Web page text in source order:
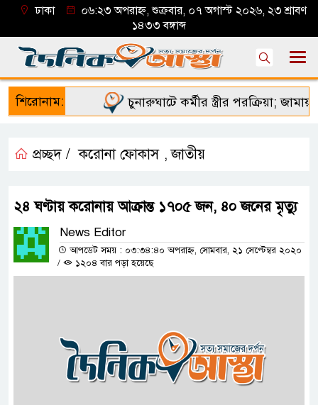
ঢাকা
০৬:২৩ অপরাহ্ন, শুক্রবার, ০৭ অগাস্ট ২০২৬, ২৩ শ্রাবণ
১৪৩৩ বঙ্গাব্দ
শিরোনাম: চুনারুঘাটে কর্মীর স্ত্রীর পরক্রিয়া; জামায়াত
প্রচ্ছদ / করোনা ফোকাস ,জাতীয়
২৪ ঘণ্টায় করোনায় আক্রান্ত ১৭০৫ জন, ৪০ জনের মৃত্যু
News Editor
আপডেট সময় : ০৩:৩৪:৪০ অপরাহ্ন, সোমবার, ২১ সেপ্টেম্বর ২০২০
/
১২০৪ বার পড়া হয়েছে